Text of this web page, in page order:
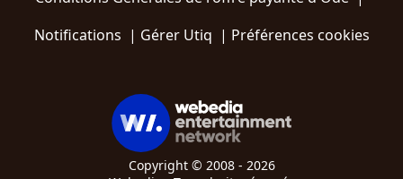
Notifications | Gérer Utiq | Préférences cookies
Copyright © 2008 - 2026